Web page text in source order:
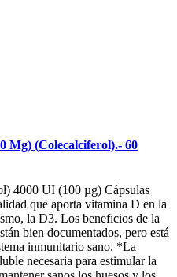
Μg) (Colecalciferol).- 60
4000 UI (100 µg) Cápsulas
que aporta vitamina D en la
la D3. Los beneficios de la
bien documentados, pero está
inmunitario sano. *La
necesaria para estimular la